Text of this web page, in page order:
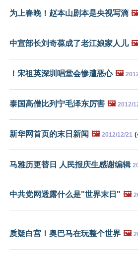
为上春晚！赵本山剧本是央视写滴
中宣部长刘奇葆成了老江娘家人儿
！宋祖英深圳唱堂会惨遭恶心 🖼️
泰国高僧比列宁毛泽东厉害 🖼️ 2012/
新华网首页的末日新闻 🖼️ 2012/12/21 (
马雅历更替日 人民报庆生感谢编辑
中共党网透露什么是"世界末日" 🖼️
质疑白宫！奥巴马在玩整个世界 🖼️